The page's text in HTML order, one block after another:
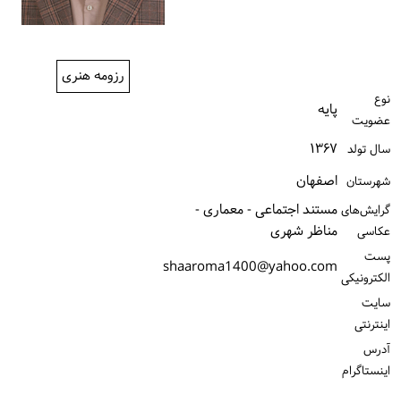
رزومه هنری
نوع
عضویت
پایه
سال تولد ۱۳۶۷
شهرستان اصفهان
گرایش‌های
عکاسی
مستند اجتماعی - معماری -
مناظر شهری
پست
الكترونیكی shaaroma1400@yahoo.com
سایت
اینترنتی
آدرس
اینستاگرام